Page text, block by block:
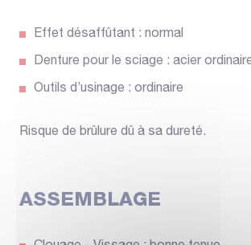
Effet désaffûtant : normal
Denture pour le sciage : acier
Outils d’usinage : ordinaire
Risque de brûlure dû à sa dureté.
ASSEMBLAGE